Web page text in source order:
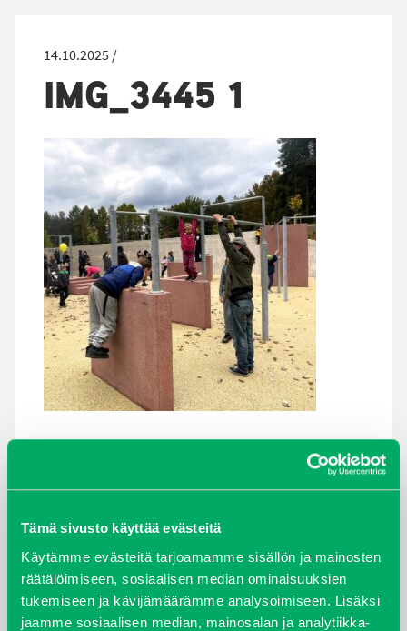
Tämä sivusto käyttää evästeitä
Käytämme evästeitä tarjoamamme sisällön ja mainosten
räätälöimiseen, sosiaalisen median ominaisuuksien
tukemiseen ja kävijämäärämme analysoimiseen. Lisäksi
jaamme sosiaalisen median, mainosalan ja analytiikka-
14.10.2025 /
IMG_3445 1
elokuu 2024
syyskuu 2023